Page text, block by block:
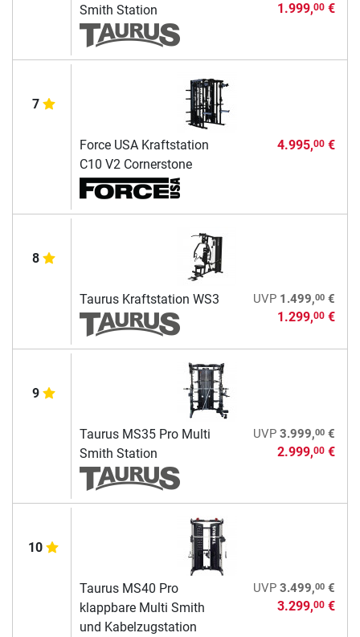
Smith Station
1.999,00€
7
Force USA Kraftstation
C10 V2 Cornerstone
4.995,00€
8
Taurus Kraftstation WS3 UVP 1.499,00€
1.299,00€
9
Taurus MS35 Pro Multi
Smith Station
UVP 3.999,00€
2.999,00€
10
Taurus MS40 Pro
klappbare Multi Smith
und Kabelzugstation
UVP 3.499,00€
3.299,00€